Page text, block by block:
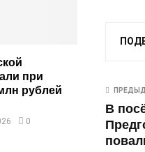
В
при
рублей
0